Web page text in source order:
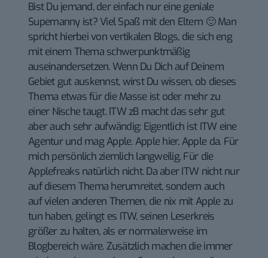
Bist Du jemand, der einfach nur eine geniale
Supernanny ist? Viel Spaß mit den Eltern 🙂 Man
spricht hierbei von vertikalen Blogs, die sich eng
mit einem Thema schwerpunktmäßig
auseinandersetzen. Wenn Du Dich auf Deinem
Gebiet gut auskennst, wirst Du wissen, ob dieses
Thema etwas für die Masse ist oder mehr zu
einer Nische taugt.ITWzB macht das sehr gut
aber auch sehr aufwändig: Eigentlich ist ITW eine
Agentur und mag Apple. Apple hier, Apple da. Für
mich persönlich ziemlich langweilig. Für die
Applefreaks natürlich nicht. Da aber ITW nicht nur
auf diesem Thema herumreitet, sondern auch
auf vielen anderen Themen, die nix mit Apple zu
tun haben, gelingt es ITW, seinen Leserkreis
größer zu halten, als er normalerweise im
Blogbereich wäre. Zusätzlich machen die immer